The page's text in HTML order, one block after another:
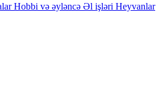
Hobbi və əyləncə Əl işləri Heyvanlar